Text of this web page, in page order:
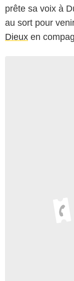
prête sa voix à
au sort pour
Dieux en